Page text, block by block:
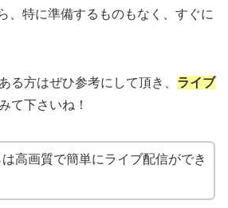
、特に準備するものもなく、すぐに
る方はぜひ参考にして頂き、 ライブ
て下さいね！
高画質で簡単にライブ配信ができ